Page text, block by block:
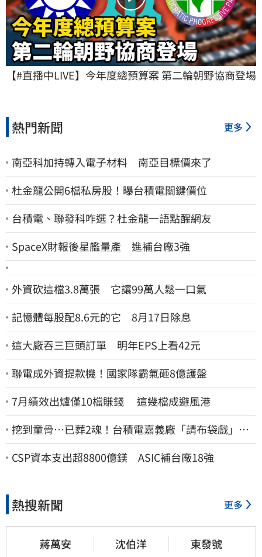
【#直播中LIVE】今年度總預算案 第二輪朝野協商登場
熱門新聞 更多
南亞科加持轉入電子材料 南亞目標價來了
杜金龍公開6檔私房股！曝台積電關鍵價位
台積電、聯發科咋選？杜金龍一語點醒網友
SpaceX財報後星艦量產 進補台廠3強
外資砍這檔3.8萬張 它讓99萬人鬆一口氣
記憶體每股配8.6元的它 8月17日除息
這大廠吞三巨頭訂單 明年EPS上看42元
聯電成外資提款機！國家隊霸氣砸8億護盤
7月績效出爐僅10檔賺錢 這幾檔成避風港
挖到童骨…已葬2魂！台積電嘉義廠「請布袋戲」原
因曝
CSP資本支出超8800億鎂 ASIC補台廠18強
熱搜新聞 更多
蔣萬安 沈伯洋 東發號